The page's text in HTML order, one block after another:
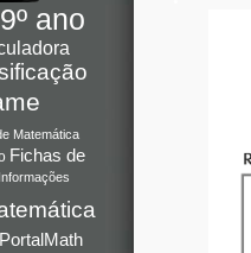
9º ano
Matemática
Fichas de
Informações
PortalMath